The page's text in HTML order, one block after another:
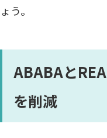
ょう。
ABABAと
を削減